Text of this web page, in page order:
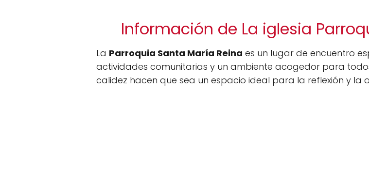
Información de La iglesia
La Parroquia Santa María Reina es un lugar de encuentro
actividades comunitarias y un ambiente acogedor para
calidez hacen que sea un espacio ideal para la reflexión y la